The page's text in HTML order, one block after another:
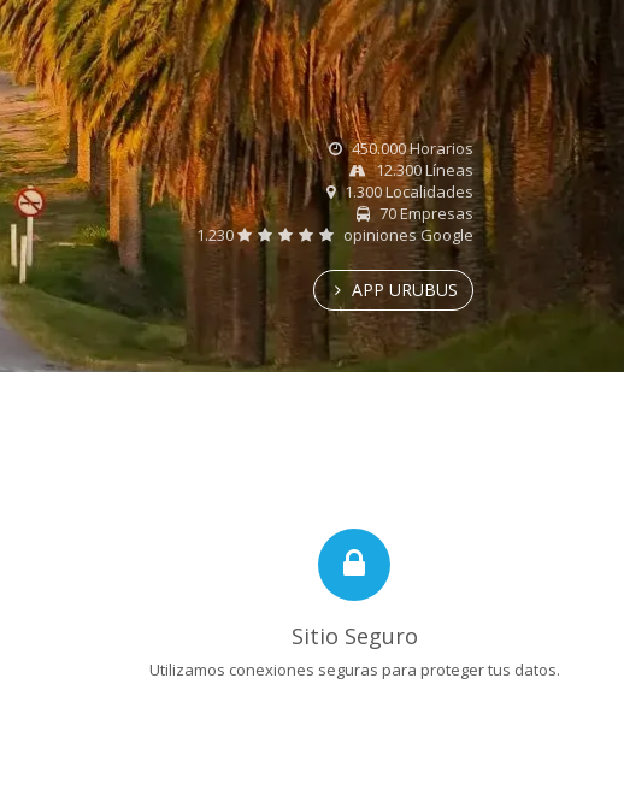
ómnibus
450.000 Horarios
12.300 Líneas
1.300 Localidades
70 Empresas
1.230
opiniones Google
APP URUBUS
Sitio Seguro
Utilizamos conexiones seguras para proteger tus datos.